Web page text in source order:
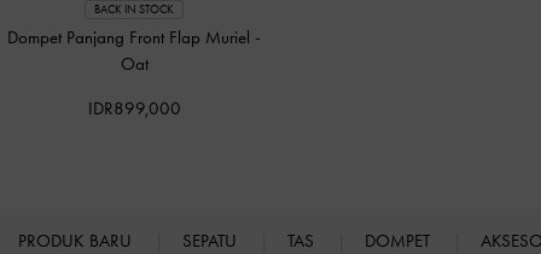
BACK IN STOCK
Dompet Panjang Front Flap Muriel -
Oat
IDR899,000
PRODUK BARU SEPATU TAS DOMPET